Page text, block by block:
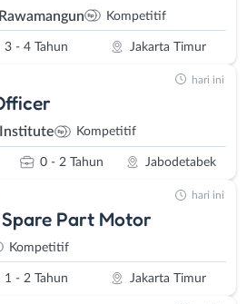
Kompetitif
3 - 4 Tahun Jakarta Timur
Kompetitif
0 - 2 Tahun Jabodetabek
hari ini
Part Motor
Kompetitif
1 - 2 Tahun Jakarta Timur
hari ini